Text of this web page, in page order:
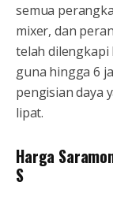
semua
mixer, dan
telah dilengkapi
guna hingga 6
pengisian daya
lipat.
Harga
S